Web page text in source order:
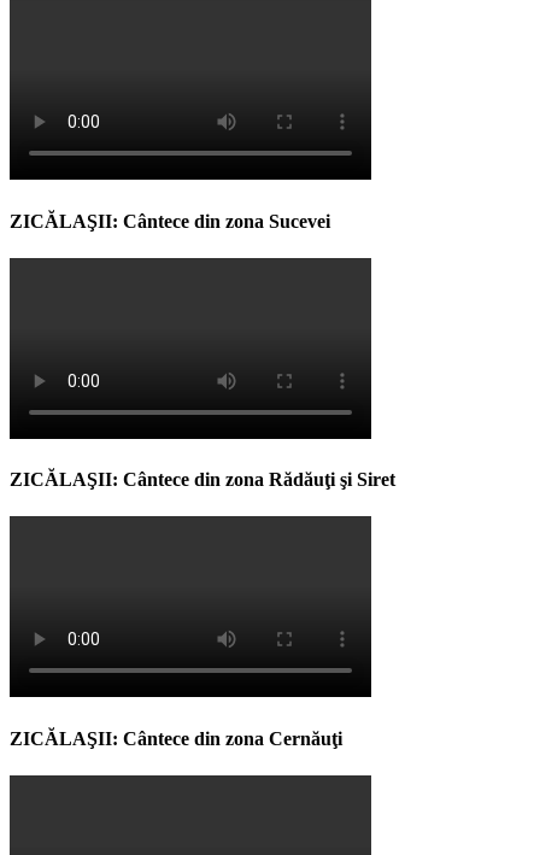
ZICĂLAŞII: Cântece din zona Sucevei
ZICĂLAŞII: Cântece din zona Rădăuţi şi Siret
ZICĂLAŞII: Cântece din zona Cernăuţi